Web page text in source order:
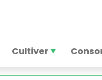
Cultiver